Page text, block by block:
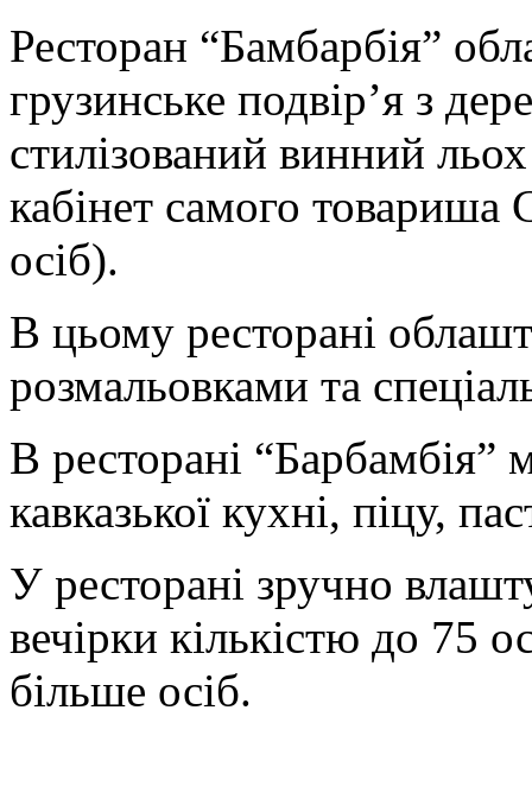
Ресторан “Бамбарбія”
грузинське подвір’я з
стилізований винний
кабінет самого товариша
осіб).
В цьому ресторані
розмальовками та
В ресторані “Барбамбія”
кавказької кухні, піцу,
У ресторані зручно
вечірки кількістю до 75
більше осіб.